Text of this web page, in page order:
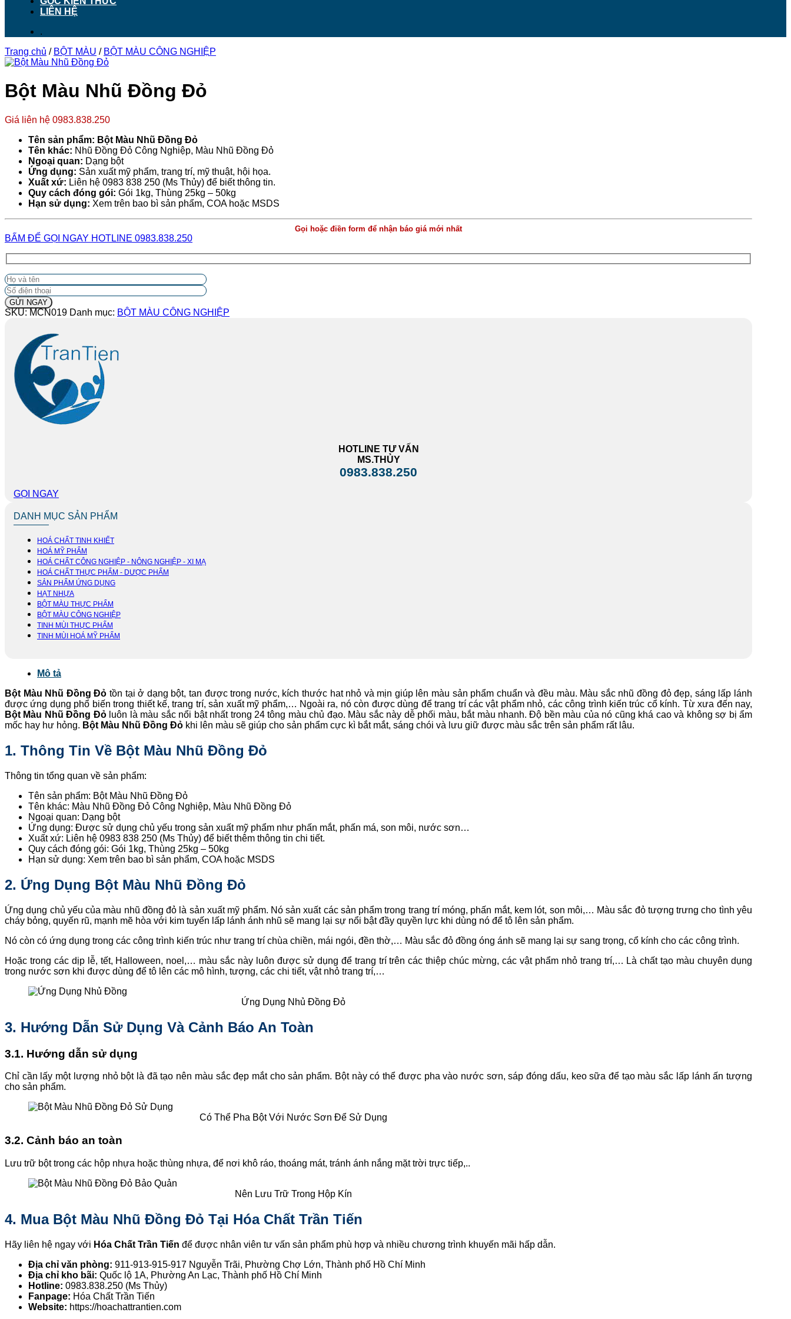
LIÊN HỆ
.
Trang chủ / BỘT MÀU / BỘT MÀU CÔNG NGHIỆP
Bột Màu Nhũ Đồng Đỏ
Giá liên hệ 0983.838.250
Tên sản phẩm: Bột Màu Nhũ Đồng Đỏ
Tên khác: Nhũ Đồng Đỏ Công Nghiệp, Màu Nhũ Đồng Đỏ
Ngoại quan: Dạng bột
Ứng dụng: Sản xuất mỹ phẩm, trang trí, mỹ thuật, hội họa.
Xuất xứ: Liên hệ 0983 838 250 (Ms Thủy) để biết thông tin.
Quy cách đóng gói: Gói 1kg, Thùng 25kg – 50kg
Hạn sử dụng: Xem trên bao bì sản phẩm, COA hoặc MSDS
Gọi hoặc điền form để nhận báo giá mới nhất
BẤM ĐỂ GỌI NGAY HOTLINE 0983.838.250
SKU: MCN019 Danh mục: BỘT MÀU CÔNG NGHIỆP
HOTLINE TƯ VẤN
MS.THỦY
0983.838.250
GỌI NGAY
DANH MỤC SẢN PHẨM
HOÁ CHẤT TINH KHIẾT
HOÁ MỸ PHẨM
HOÁ CHẤT CÔNG NGHIỆP - NÔNG NGHIỆP - XI MẠ
HOÁ CHẤT THỰC PHẨM - DƯỢC PHẨM
SẢN PHẨM ỨNG DỤNG
HẠT NHỰA
BỘT MÀU THỰC PHẨM
BỘT MÀU CÔNG NGHIỆP
TINH MÙI THỰC PHẨM
TINH MÙI HOÁ MỸ PHẨM
Mô tả
Bột Màu Nhũ Đồng Đỏ tồn tại ở dạng bột, tan được trong nước, kích thước hat nhỏ và mịn giúp lên màu sản phẩm chuẩn và đều màu. Màu sắc nhũ đồng đỏ đẹp, sáng lấp lánh
được ứng dụng phổ biến trong thiết kế, trang trí, sản xuất mỹ phẩm,… Ngoài ra, nó còn được dùng để trang trí các vật phẩm nhỏ, các công trình kiến trúc cổ kính. Từ xưa đến nay,
Bột Màu Nhũ Đồng Đỏluôn là màu sắc nổi bật nhất trong 24 tông màu chủ đạo. Màu sắc này dễ phối màu, bắt màu nhanh. Độ bền màu của nó cũng khá cao và không sợ bị ẩm
mốc hay hư hỏng. Bột Màu Nhũ Đồng Đỏ khi lên màu sẽ giúp cho sản phẩm cực kì bắt mắt, sáng chói và lưu giữ được màu sắc trên sản phẩm rất lâu.
1. Thông Tin Về Bột Màu Nhũ Đồng Đỏ
Thông tin tổng quan về sản phẩm:
Tên sản phẩm: Bột Màu Nhũ Đồng Đỏ
Tên khác: Màu Nhũ Đồng Đỏ Công Nghiệp, Màu Nhũ Đồng Đỏ
Ngoại quan: Dạng bột
Ứng dụng: Được sử dụng chủ yếu trong sản xuất mỹ phẩm như phấn mắt, phấn má, son môi, nước sơn…
Xuất xứ: Liên hệ 0983 838 250 (Ms Thủy) để biết thêm thông tin chi tiết.
Quy cách đóng gói: Gói 1kg, Thùng 25kg – 50kg
Hạn sử dụng: Xem trên bao bì sản phẩm, COA hoặc MSDS
2. Ứng Dụng Bột Màu Nhũ Đồng Đỏ
Ứng dụng chủ yếu của màu nhũ đồng đỏ là sản xuất mỹ phẩm. Nó sản xuất các sản phẩm trong trang trí móng, phấn mắt, kem lót, son môi,… Màu sắc đỏ tượng trưng cho tình yêu
cháy bỏng, quyến rũ, mạnh mẽ hòa với kim tuyến lấp lánh ánh nhũ sẽ mang lại sự nổi bật đầy quyền lực khi dùng nó để tô lên sản phẩm.
Nó còn có ứng dụng trong các công trình kiến trúc như trang trí chùa chiền, mái ngói, đền thờ,… Màu sắc đỏ đồng óng ánh sẽ mang lại sự sang trọng, cổ kính cho các công trình.
Hoặc trong các dịp lễ, tết, Halloween, noel,… màu sắc này luôn được sử dụng để trang trí trên các thiệp chúc mừng, các vật phẩm nhỏ trang trí,… Là chất tạo màu chuyên dụng
trong nước sơn khi được dùng để tô lên các mô hình, tượng, các chi tiết, vật nhỏ trang trí,…
Ứng Dụng Nhủ Đồng Đỏ
3. Hướng Dẫn Sử Dụng Và Cảnh Báo An Toàn
3.1. Hướng dẫn sử dụng
Chỉ cần lấy một lượng nhỏ bột là đã tạo nên màu sắc đẹp mắt cho sản phẩm. Bột này có thể được pha vào nước sơn, sáp đóng dấu, keo sữa để tạo màu sắc lấp lánh ấn tượng
cho sản phẩm.
Có Thể Pha Bột Với Nước Sơn Để Sử Dụng
3.2. Cảnh báo an toàn
Lưu trữ bột trong các hộp nhựa hoặc thùng nhựa, để nơi khô ráo, thoáng mát, tránh ánh nắng mặt trời trực tiếp,..
Nên Lưu Trữ Trong Hộp Kín
4. Mua Bột Màu Nhũ Đồng Đỏ Tại Hóa Chất Trần Tiến
Hãy liên hệ ngay với Hóa Chất Trần Tiến để được nhân viên tư vấn sản phẩm phù hợp và nhiều chương trình khuyến mãi hấp dẫn.
Địa chỉ văn phòng: 911-913-915-917 Nguyễn Trãi, Phường Chợ Lớn, Thành phố Hồ Chí Minh
Địa chỉ kho bãi: Quốc lộ 1A, Phường An Lạc, Thành phố Hồ Chí Minh
Hotline: 0983.838.250 (Ms Thủy)
Fanpage: Hóa Chất Trần Tiến
Website: https://hoachattrantien.com